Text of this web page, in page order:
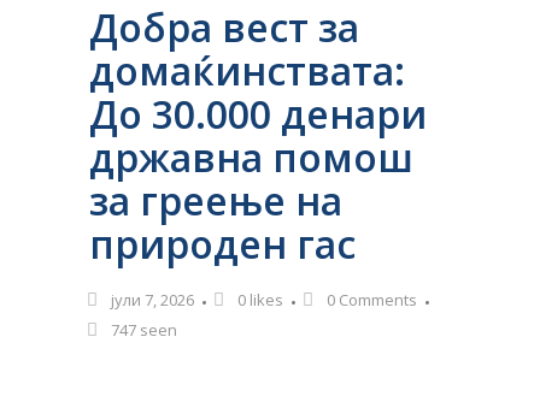
Добра вест за
домаќинствата:
До 30.000 денари
државна помош
за греење на
природен гас
јули 7, 2026 0 likes
0 Comments
747 seen